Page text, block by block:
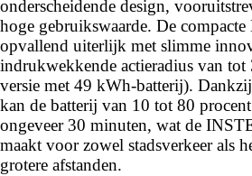
onderscheidende design,
hoge gebruikswaarde. De
opvallend uiterlijk met slimme
indrukwekkende actieradius van
versie met 49 kWh-batterij).
kan de batterij van 10 tot 80
ongeveer 30 minuten, wat de
maakt voor zowel stadsverkeer als
grotere afstanden.